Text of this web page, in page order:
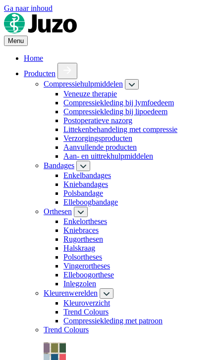
Ga naar inhoud
Menu
Home
Producten
Compressiehulpmiddelen
Veneuze therapie
Compressiekleding bij lymfoedeem
Compressiekleding bij lipoedeem
Postoperatieve nazorg
Littekenbehandeling met compressie
Verzorgingsproducten
Aanvullende producten
Aan- en uittrekhulpmiddelen
Bandages
Enkelbandages
Kniebandages
Polsbandage
Elleboogbandage
Orthesen
Enkelortheses
Kniebraces
Rugorthesen
Halskraag
Polsortheses
Vingerortheses
Elleboogorthese
Inlegzolen
Kleurenwerelden
Kleuroverzicht
Trend Colours
Compressiekleding met patroon
Trend Colours